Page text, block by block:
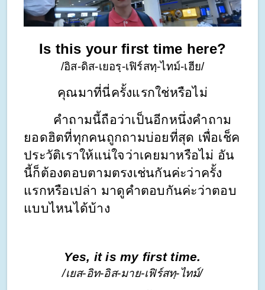
Is this your first time here?
/อิส-ดิส-เยอรฺ-เฟิร์สทฺ-ไทม์-เฮีย/
คุณมาที่นี่ครั้งแรกใช่หรือไม่
คำถามนี้ถือว่าเป็นอีกหนึ่งคำถาม
ยอดฮิตที่ทุกคนถูกถามบ่อยที่สุด เพื่อเช็ค
ประวัติเราให้แน่ใจว่าเคยมาหรือไม่ อัน
นี้ก็ต้องตอบตามตรงเช่นกันค่ะว่าครั้ง
แรกหรือเปล่า มาดูคำตอบกันค่ะว่าตอบ
แบบไหนได้บ้าง
Yes, it is my first time.
/เยส-อิท-อิส-มาย-เฟิร์สทฺ-ไทม์/